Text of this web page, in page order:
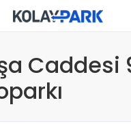
Caddesi